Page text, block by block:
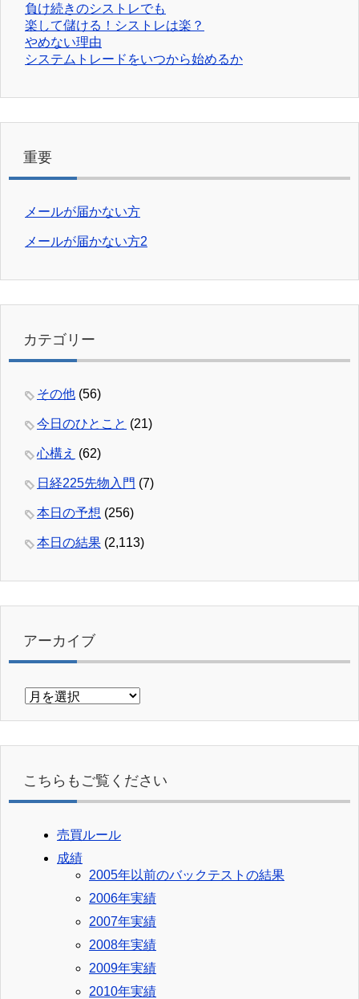
負け続きのシストレでも
楽して儲ける！シストレは楽？
やめない理由
システムトレードをいつから始めるか
重要
メールが届かない方
メールが届かない方2
カテゴリー
その他 (56)
今日のひとこと (21)
心構え (62)
日経225先物入門 (7)
本日の予想 (256)
本日の結果 (2,113)
アーカイブ
ア
イ
こちらもご覧ください
売買ルール
成績
2005年以前のバックテストの結果
2006年実績
2007年実績
2008年実績
2009年実績
2010年実績